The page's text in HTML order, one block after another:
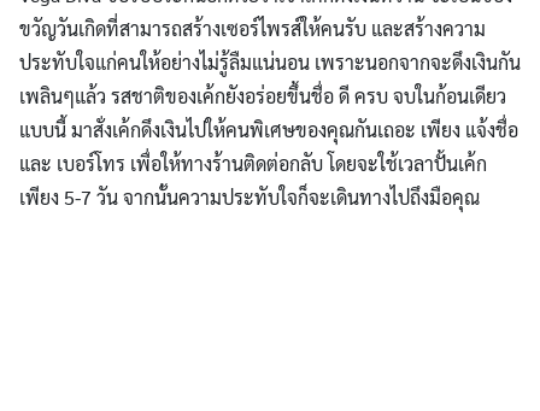
ขวัญวันเกิดที่สามารถสร้างเซอร์ไพรส์ให้คนรับ และสร้างความ
ประทับใจแก่คนให้อย่างไม่รู้ลืมแน่นอน เพราะนอกจากจะดึงเงินกัน
เพลินๆแล้ว รสชาติของเค้กยังอร่อยขึ้นชื่อ ดี ครบ จบในก้อนเดียว
แบบนี้ มาสั่งเค้กดึงเงินไปให้คนพิเศษของคุณกันเถอะ เพียง แจ้งชื่อ
และ เบอร์โทร เพื่อให้ทางร้านติดต่อกลับ โดยจะใช้เวลาปั้นเค้ก
เพียง 5-7 วัน จากนั้นความประทับใจก็จะเดินทางไปถึงมือคุณ